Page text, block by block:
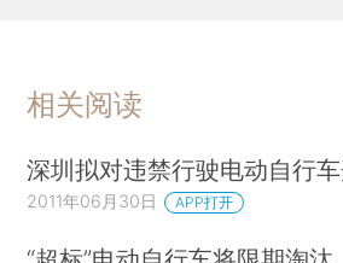
相关阅读
深圳拟对违禁行驶电动自行
2011年06月30日 APP打开